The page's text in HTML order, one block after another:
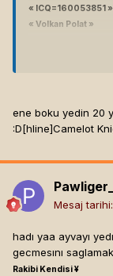
« ICQ=160053851 »
« Volkan Polat »
ene boku yedin 20
:D[hline]Camelot
Mesaj tarihi:
hadı yaa ayvayı
gecmesını
Rakibi Kendisi ¥